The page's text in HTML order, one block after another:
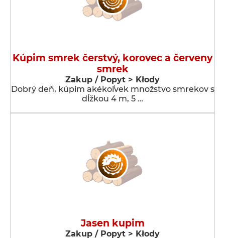
Kúpim smrek čerstvý, korovec a červeny
smrek
Zakup / Popyt > Kłody
Dobrý deň, kúpim akékoľvek množstvo smrekov s
dĺžkou 4 m, 5 …
Jasen kupim
Zakup / Popyt > Kłody